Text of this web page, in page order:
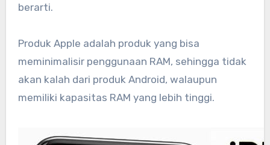
berarti.
Produk Apple adalah produk yang bisa
meminimalisir penggunaan RAM, sehingga tidak
akan kalah dari produk Android, walaupun
memiliki kapasitas RAM yang lebih tinggi.